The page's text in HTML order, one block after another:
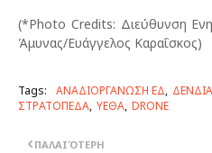
(*Photο Credits: Διεύθυνση
Άμυνας/Ευάγγελος Καραΐσκος)
Tags: ΑΝΑΔΙΟΡΓΑΝΩΣΗ ΕΔ
ΣΤΡΑΤΟΠΕΔΑ ΥΕΘΑ DRONE
ΠΑΛΑΙΌΤΕΡΗ